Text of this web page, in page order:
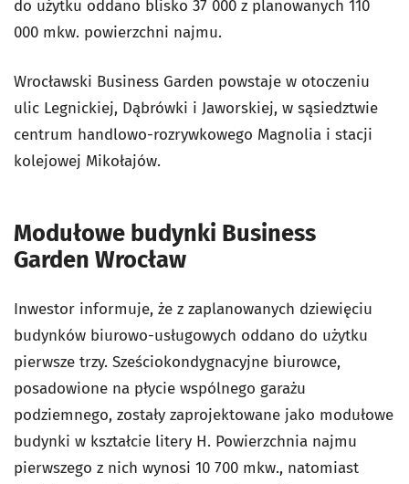
do użytku oddano blisko 37 000 z planowanych 110
000 mkw. powierzchni najmu.
Wrocławski Business Garden powstaje w otoczeniu
ulic Legnickiej, Dąbrówki i Jaworskiej, w sąsiedztwie
centrum handlowo-rozrywkowego Magnolia i stacji
kolejowej Mikołajów.
Modułowe budynki Business
Garden Wrocław
Inwestor informuje, że z zaplanowanych dziewięciu
budynków biurowo-usługowych oddano do użytku
pierwsze trzy. Sześciokondygnacyjne biurowce,
posadowione na płycie wspólnego garażu
podziemnego, zostały zaprojektowane jako modułowe
budynki w kształcie litery H. Powierzchnia najmu
pierwszego z nich wynosi 10 700 mkw., natomiast